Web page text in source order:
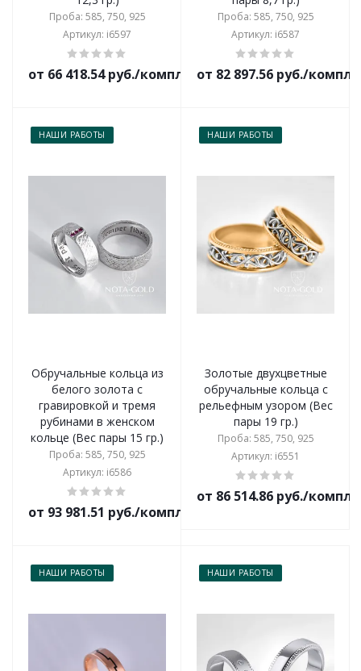
Проба: 585, 750, 925
Артикул: i6597
от 66 418.54 руб./комплект
Проба: 585, 750, 925
Артикул: i6587
от 82 897.56 руб./
НАШИ РАБОТЫ
Обручальные кольца из
белого золота с
гравировкой и тремя
рубинами в женском
кольце (Вес пары 15 гр.)
Проба: 585, 750, 925
Артикул: i6586
от 93 981.51 руб./комплект
НАШИ РАБОТЫ
Золотые двухцветные
обручальные кольца с
рельефным узором (Вес
пары 19 гр.)
Проба: 585, 750, 925
Артикул: i6551
от 86 514.86 руб./
НАШИ РАБОТЫ НАШИ РАБОТЫ